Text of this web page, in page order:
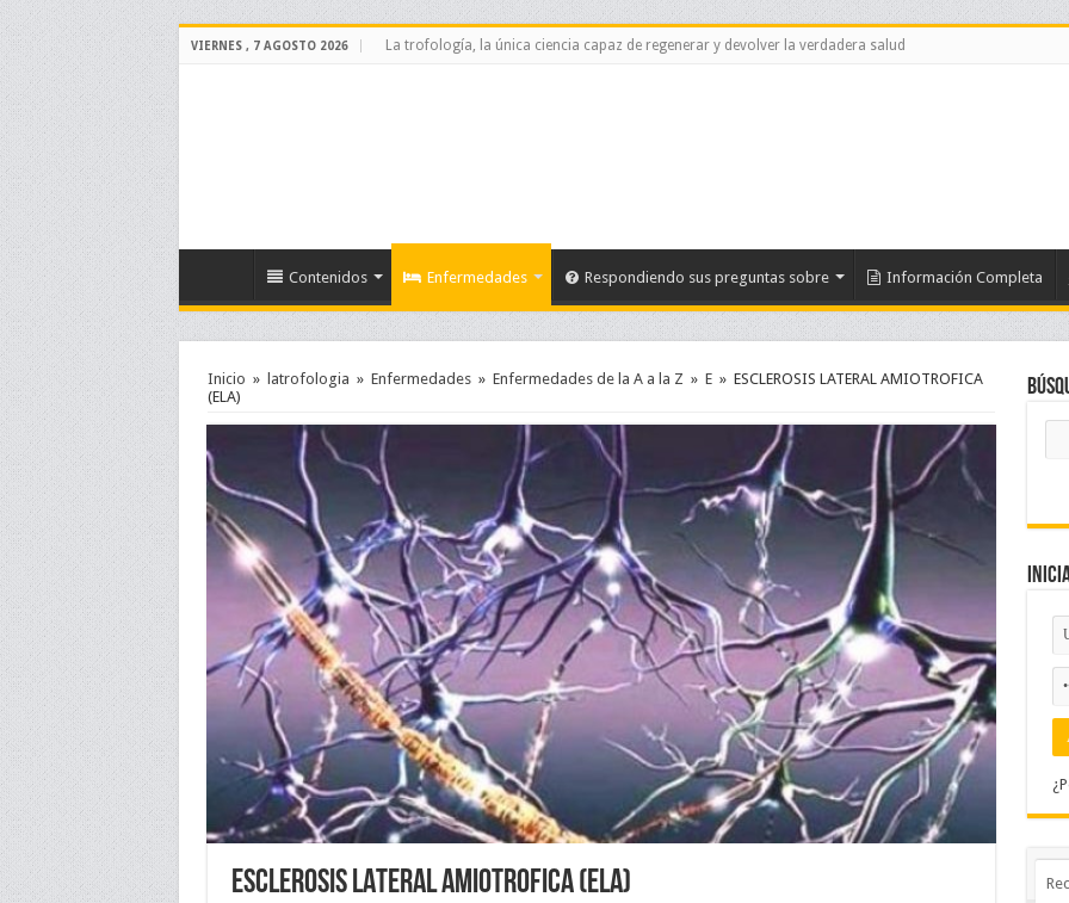
VIERNES , 7 AGOSTO 2026 La trofología, la única ciencia capaz de regenerar y devolver la verdadera salud
Contenidos Enfermedades Respondiendo sus preguntas sobre Información Completa
Inicio » latrofologia » Enfermedades » Enfermedades de la A a la Z » E » ESCLEROSIS LATERAL AMIOTROFICA
(ELA)
ESCLEROSIS LATERAL AMIOTROFICA (ELA)